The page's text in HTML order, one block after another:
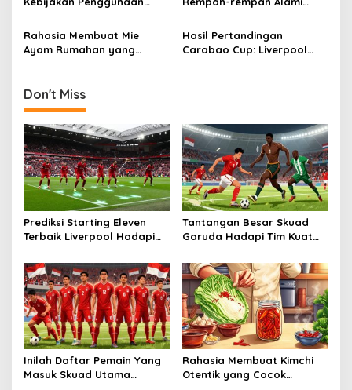
Kompetisi Liga Basket
Rahasia Membuat Mie
Ayam Rumahan yang
Hasil Pertandingan
Carabao Cup: Liverpool
Don't Miss
Prediksi Starting Eleven
Terbaik Liverpool Hadapi
Inggris
Tantangan Besar Skuad
Garuda Hadapi Tim Kuat
Inilah Daftar Pemain Yang
Masuk Skuad Utama
Rahasia Membuat Kimchi
Otentik yang Cocok